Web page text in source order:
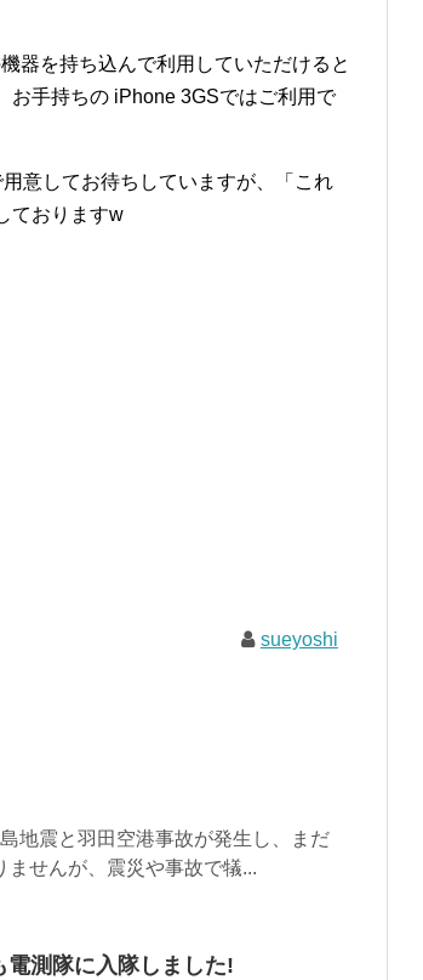
器を持ち込んで利用していただけると
お手持ちの iPhone 3GSではご利用で
意してお待ちしていますが、「これ
ておりますw
sueyoshi
地震と羽田空港事故が発生し、まだ
ませんが、震災や事故で犠...
測隊に入隊しました!